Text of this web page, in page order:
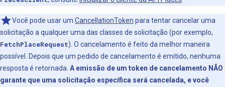
Você pode usar um CancellationToken para tentar cancelar uma
solicitação a qualquer uma das classes de solicitação (por exemplo,
FetchPlaceRequest). O cancelamento é feito da melhor maneira
possível. Depois que um pedido de cancelamento é emitido, nenhuma
resposta é retornada. A emissão de um token de cancelamento NÃO
garante que uma solicitação específica será cancelada, e você